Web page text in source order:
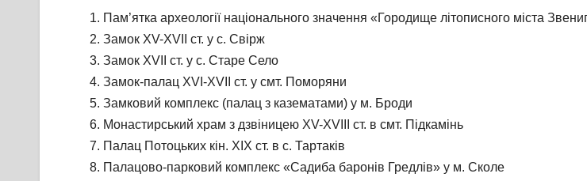
Пам’ятка археології національного значення «Городище літописного міста
Замок XV-XVII ст. у с. Свірж
Замок XVІІ ст. у с. Старе Село
Замок-палац XVI-XVII ст. у смт. Поморяни
Замковий комплекс (палац з казематами) у м. Броди
Монастирський храм з дзвіницею XV-XVIII ст. в смт. Підкамінь
Палац Потоцьких кін. ХІХ ст. в с. Тартаків
Палацово-парковий комплекс «Садиба баронів Гредлів» у м. Сколе